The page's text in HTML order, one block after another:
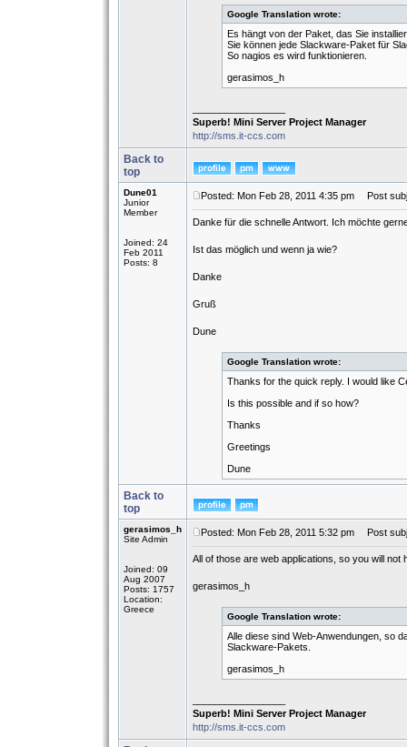
Google Translation wrote:
Es hängt von der Paket, das Sie
Sie können jede Slackware-Paket für
So nagios es wird funktionieren.
gerasimos_h
Superb! Mini Server Project Manager
http://sms.it-ccs.com
Back to
top
Dune01
Junior
Member
Joined: 24
Feb 2011
Posts: 8
Posted: Mon Feb 28, 2011 4:35 pm Post
Danke für die schnelle Antwort. Ich möchte
Ist das möglich und wenn ja wie?
Danke
Gruß
Dune
Google Translation wrote:
Thanks for the quick reply. I would like
Is this possible and if so how?
Thanks
Greetings
Dune
Back to
top
gerasimos_h
Site Admin
Joined: 09
Aug 2007
Posts: 1757
Location:
Greece
Posted: Mon Feb 28, 2011 5:32 pm Post
All of those are web applications, so you will
gerasimos_h
Google Translation wrote:
Alle diese sind Web-Anwendungen, so
Slackware-Pakets.
gerasimos_h
Superb! Mini Server Project Manager
http://sms.it-ccs.com